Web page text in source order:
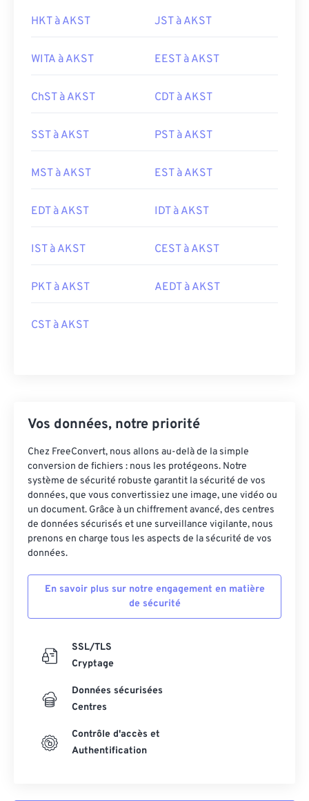
HKT à AKST JST à AKST
WITA à AKST EEST à AKST
ChST à AKST CDT à AKST
SST à AKST PST à AKST
MST à AKST EST à AKST
EDT à AKST IDT à AKST
IST à AKST CEST à AKST
PKT à AKST AEDT à AKST
CST à AKST
Vos données, notre priorité
Chez FreeConvert, nous allons au-delà de la simple
conversion de fichiers : nous les protégeons. Notre
système de sécurité robuste garantit la sécurité de vos
données, que vous convertissiez une image, une vidéo ou
un document. Grâce à un chiffrement avancé, des centres
de données sécurisés et une surveillance vigilante, nous
prenons en charge tous les aspects de la sécurité de vos
données.
En savoir plus sur notre engagement en matière
de sécurité
SSL/TLS
Cryptage
Données sécurisées
Centres
Contrôle d'accès et
Authentification